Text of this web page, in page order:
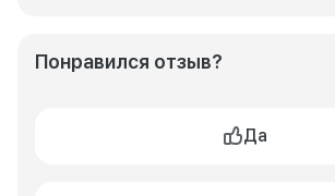
Понравился отзыв?
Да